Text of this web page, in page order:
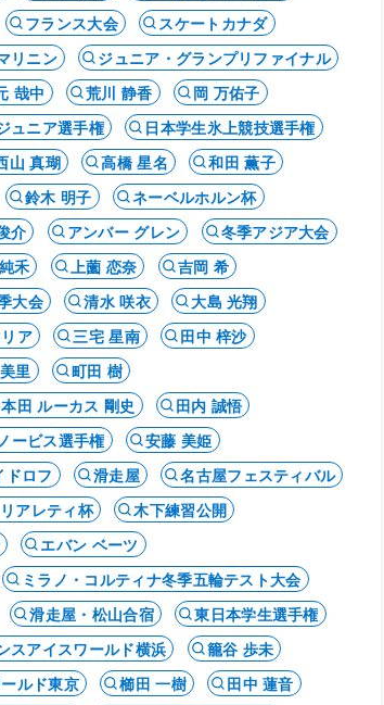
フランス大会
スケートカナダ
リニン
ジュニア・グランプリファイナル
哉中 荒川 静香
岡 万佑子
ュニア選手権
日本学生氷上競技選手権
山 真瑚 高橋 星名
和田 薫子
鈴木 明子
ネーベルホルン杯
介 アンバー グレン
冬季アジア大会
禾 上薗 恋奈
吉岡 希
大会 清水 咲衣
大島 光翔
ア 三宅 星南
田中 梓沙
里
町田 樹
本田 ルーカス 剛史
田内 誠悟
ービス選手権
安藤 美姫
ドロフ 滑走屋
名古屋フェスティバル
リアレティ杯
木下練習公開
エバン ベーツ
ミラノ・コルティナ冬季五輪テスト大会
滑走屋・松山合宿
東日本学生選手権
スアイスワールド横浜
籠谷 歩未
ルド東京 櫛田 一樹
田中 蓮音